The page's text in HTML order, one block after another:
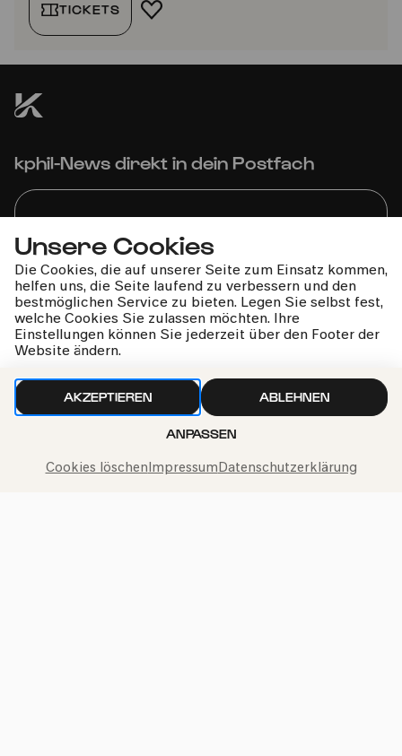
Unsere Cookies
Die Cookies, die auf unserer Seite zum Einsatz kommen,
helfen uns, die Seite laufend zu verbessern und den
bestmöglichen Service zu bieten. Legen Sie selbst fest,
welche Cookies Sie zulassen möchten. Ihre
Einstellungen können Sie jederzeit über den Footer der
Website ändern.
AKZEPTIEREN ABLEHNEN
ANPASSEN
Cookies löschenImpressumDatenschutzerklärung
TICKETS FAVORIT HINZUFÜGEN
kphil-News direkt in dein Postfach
Wir gehen sorgfältig mit deinen Daten um. Mehr dazu in
unserenDatenschutzbestimmungen